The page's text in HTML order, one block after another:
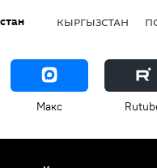
КЫРГЫЗСТАН
Макс